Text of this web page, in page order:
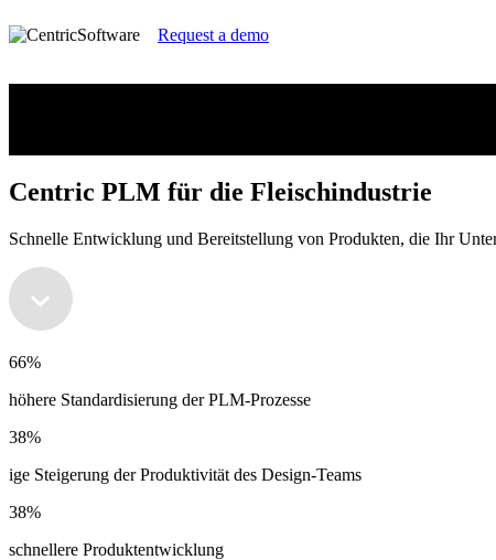
Request a demo
Centric PLM für die Fleischindustrie
Schnelle Entwicklung und Bereitstellung von Produkten, die Ihr
66%
höhere Standardisierung der PLM-Prozesse
38%
ige Steigerung der Produktivität des Design-Teams
38%
schnellere Produktentwicklung